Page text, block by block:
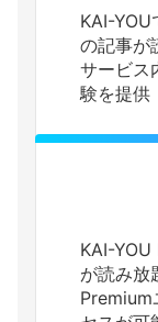
KAI-YOU
の記事が
サービス
験を提供
KAI-
が読み放
Premium